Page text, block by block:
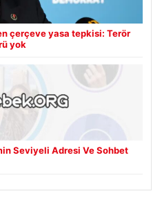
çerçeve yasa tepkisi: Terör
yok
Seviyeli Adresi Ve Sohbet